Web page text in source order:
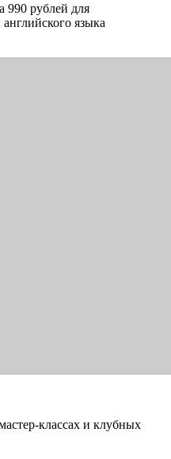
990 рублей для
языка
классах и клубных